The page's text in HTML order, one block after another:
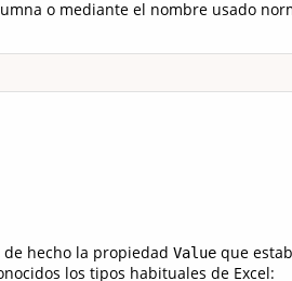
o mediante el nombre usado
de hecho la propiedad Valueque
los tipos habituales de Excel: